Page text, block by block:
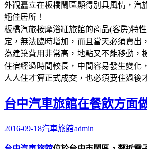
外觀矗立在板橋鬧區顯得別具風情，汽
絕佳居所！
板橋汽旅按摩浴缸旅館的商品(客房)特
定，無法臨時增加，而且當天必須賣出
為建築費用非常高，地點又不能移動，
住宿經過時間較長，中間容易發生變化
人人住才算正式成交，也必須要住過後
台中汽車旅館在餐飲方面
2016-09-18汽車旅館admin